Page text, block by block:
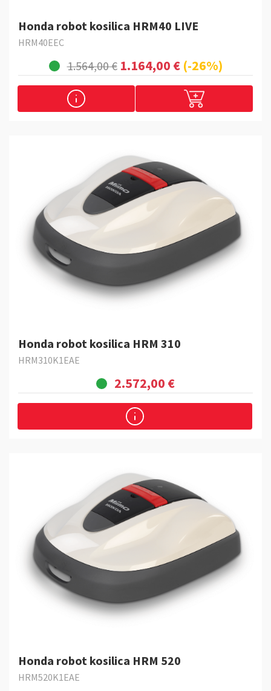
Honda robot kosilica HRM40 LIVE
HRM40EEC
1.564,00 € 1.164,00 €(-26%)
Honda robot kosilica HRM 310
HRM310K1EAE
2.572,00 €
Honda robot kosilica HRM 520
HRM520K1EAE